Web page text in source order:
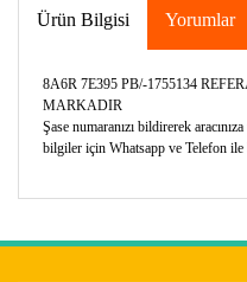
Ürün Bilgisi Yorumlar
8A6R 7E395 PB/-1755134
MARKADIR
Şase numaranızı bildirerek
bilgiler için Whatsapp ve Telefon